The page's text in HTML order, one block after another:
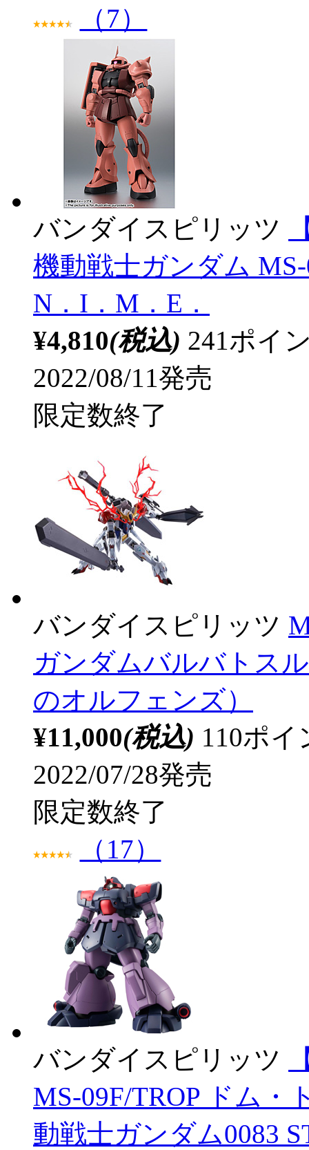
（7）
バンダイスピリッツ
機動戦士ガンダム
N．I．M．E．
¥4,810(税込) 241ポイ
2022/08/11発売
限定数終了
バンダイスピリッツ
ガンダムバルバトス
のオルフェンズ）
¥11,000(税込) 110ポ
2022/07/28発売
限定数終了
（17）
バンダイスピリッツ
MS-09F/TROP ドム・
動戦士ガンダム0083